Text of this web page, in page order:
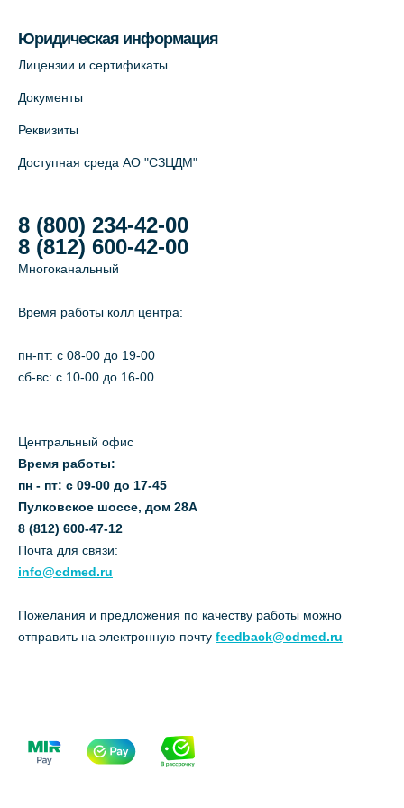
Лабораторный терминал на Большом
+7 (812) 565-11-12
На карте
Юридическая информация
Лицензии и сертификаты
Документы
Реквизиты
Доступная среда АО "СЗЦДМ"
8 (800) 234-42-00
8 (812) 600-42-00
Многоканальный
Время работы колл центра:
пн-пт: c 08-00 до 19-00
сб-вс: с 10-00 до 16-00
Центральный офис
Время работы:
пн - пт: с 09-00 до 17-45
Пулковское шоссе, дом 28А
8 (812) 600-47-12
Почта для связи:
info@cdmed.ru
Пожелания и предложения по качеству работы можно
отправить на электронную почту feedback@cdmed.ru